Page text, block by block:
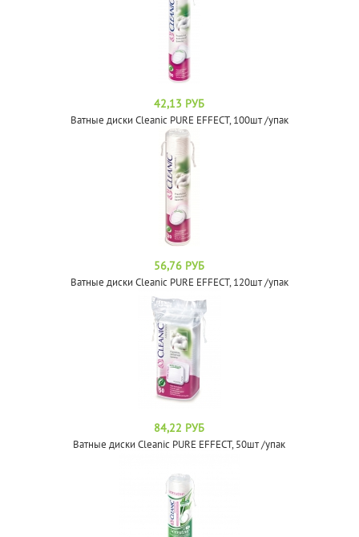
42,13 РУБ
Ватные диски Cleanic PURE EFFECT, 100шт /упак
56,76 РУБ
Ватные диски Cleanic PURE EFFECT, 120шт /упак
84,22 РУБ
Ватные диски Cleanic PURE EFFECT, 50шт /упак